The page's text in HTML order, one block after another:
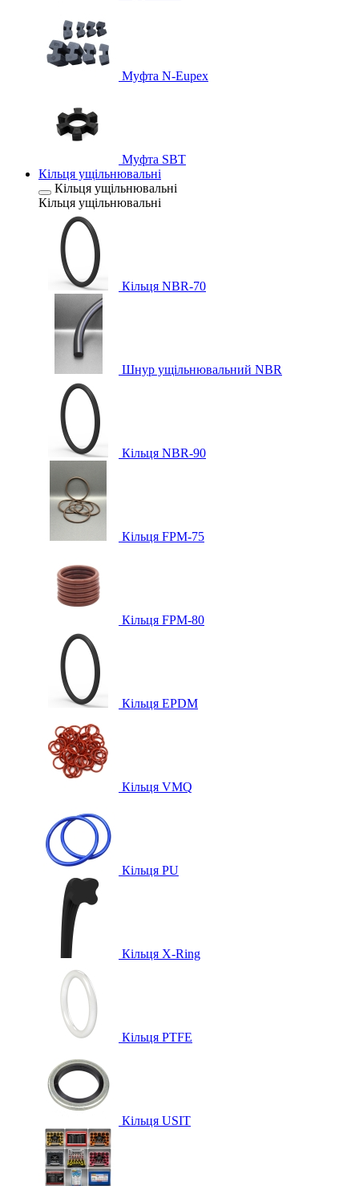
Муфта N-Eupex
Муфта SBT
Кільця ущільнювальні
Кільця ущільнювальні
Кільця ущільнювальні
Кільця NBR-70
Шнур ущільнювальний NBR
Кільця NBR-90
Кільця FPM-75
Кільця FPM-80
Кільця EPDM
Кільця VMQ
Кільця PU
Кільця X-Ring
Кільця PTFE
Кільця USIT